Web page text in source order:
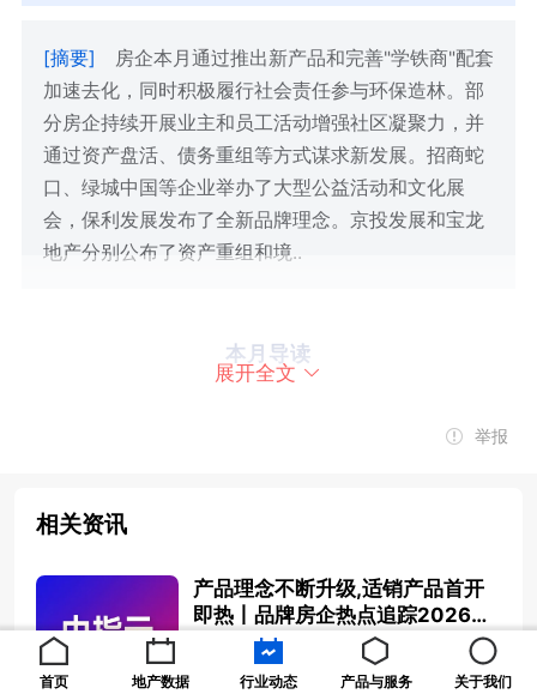
[摘要]
房企本月通过推出新产品和完善"学铁商"配套
加速去化，同时积极履行社会责任参与环保造林。部
分房企持续开展业主和员工活动增强社区凝聚力，并
通过资产盘活、债务重组等方式谋求新发展。招商蛇
口、绿城中国等企业举办了大型公益活动和文化展
会，保利发展发布了全新品牌理念。京投发展和宝龙
地产分别公布了资产重组和境..
本月导读
房企积极推出新产品，通过产品内卷叠加完善“学铁商”配套实现
态多样性保护等领域的投入，承担房企的社会责任。同时，部分
房企持续开展业主活动，丰富业主生活；组织各类员工活动，增
强员工的凝聚力。当前，房企也在通过积极化债、盘活存量、出
清质重 等形式谋求新的发展。
展开全文
举报
相关资讯
产品理念不断升级,适销产品首开
即热丨品牌房企热点追踪202605
2026-06-03 10:16:53
首页 地产数据 行业动态 产品与服务 关于我们